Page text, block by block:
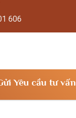
606
Yêu cầu tư vấn